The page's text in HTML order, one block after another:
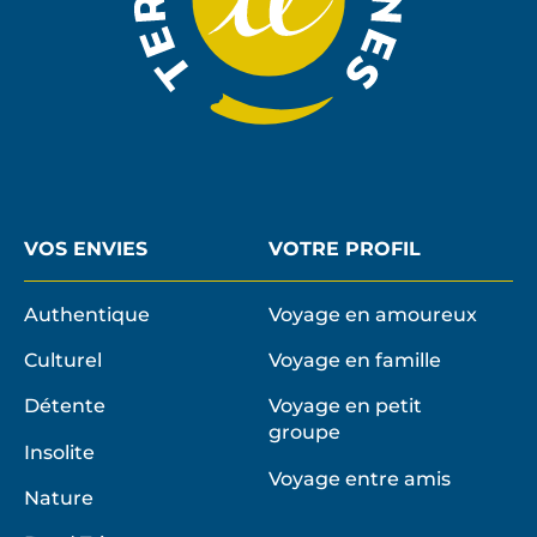
VOS ENVIES
Authentique
Culturel
Détente
Insolite
Nature
VOTRE PROFIL
Voyage en amoureux
Voyage en famille
Voyage en petit
groupe
Voyage entre amis